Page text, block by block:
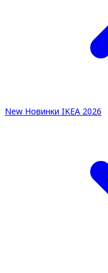
New Новинки IKEA 2026